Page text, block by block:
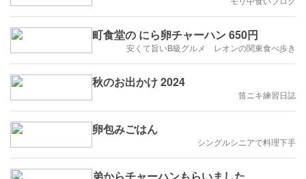
町食堂の にら卵チャーハン 650円
安くて旨いB級グルメ レオンの関東食べ歩き
秋のお出かけ 2024
笛ニキ練習日誌
卵包みごはん
シングルシニアで料理下手